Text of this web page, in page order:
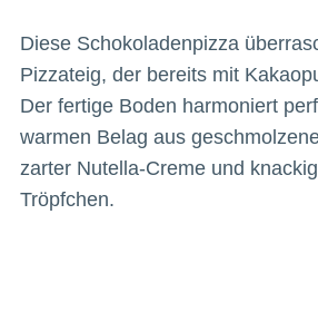
Diese Schokoladenpizza
Pizzateig, der bereits mit
Der fertige Boden harmoniert
warmen Belag aus
zarter Nutella-Creme und
Tröpfchen.